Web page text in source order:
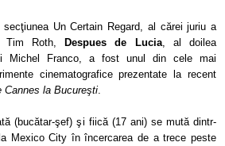
Un Certain Regard, al cărei juriu a
Tim Roth,
Despues de Lucia, al doilea
Michel Franco, a fost unul din cele mai
cinematografice prezentate la recent
Cannes la Bucureşti
(bucătar-şef) şi fiică (17 ani) se mută dintr-
Mexico City în încercarea de a trece peste